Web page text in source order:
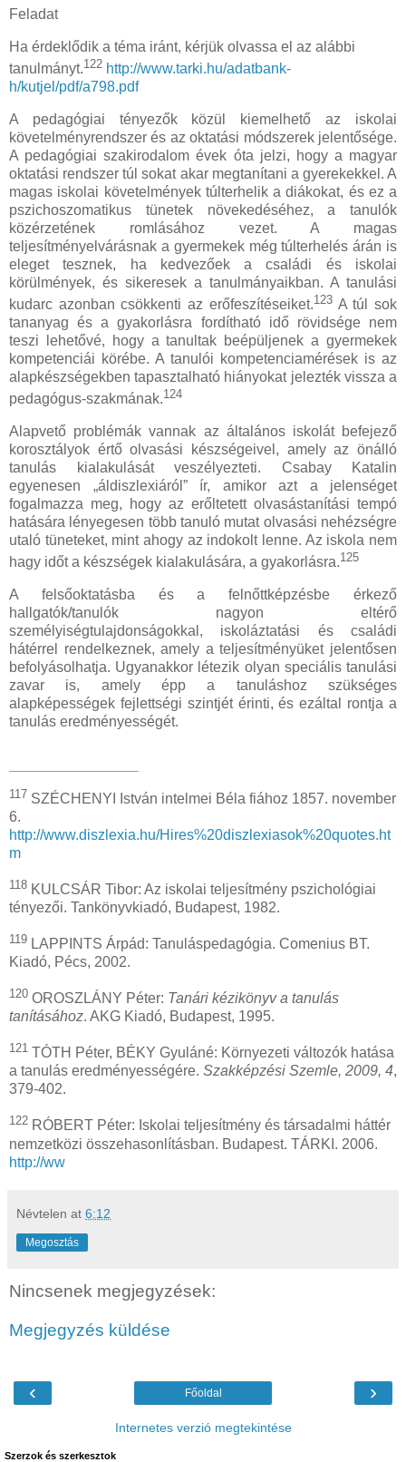
Feladat
Ha érdeklődik a téma iránt, kérjük olvassa el az alábbi
tanulmányt.122 http://www.tarki.hu/adatbank-
h/kutjel/pdf/a798.pdf
A pedagógiai tényezők közül kiemelhető az iskolai
követelményrendszer és az oktatási módszerek jelentősége.
A pedagógiai szakirodalom évek óta jelzi, hogy a magyar
oktatási rendszer túl sokat akar megtanítani a gyerekekkel. A
magas iskolai követelmények túlterhelik a diákokat, és ez a
pszichoszomatikus tünetek növekedéséhez, a tanulók
közérzetének romlásához vezet. A magas
teljesítményelvárásnak a gyermekek még túlterhelés árán is
eleget tesznek, ha kedvezőek a családi és iskolai
körülmények, és sikeresek a tanulmányaikban. A tanulási
kudarc azonban csökkenti az erőfeszítéseiket.123A túl sok
tananyag és a gyakorlásra fordítható idő rövidsége nem
teszi lehetővé, hogy a tanultak beépüljenek a gyermekek
kompetenciái körébe. A tanulói kompetenciamérések is az
alapkészségekben tapasztalható hiányokat jelezték vissza a
pedagógus-szakmának.124
Alapvető problémák vannak az általános iskolát befejező
korosztályok értő olvasási készségeivel, amely az önálló
tanulás kialakulását veszélyezteti. Csabay Katalin
egyenesen „áldiszlexiáról” ír, amikor azt a jelenséget
fogalmazza meg, hogy az erőltetett olvasástanítási tempó
hatására lényegesen több tanuló mutat olvasási nehézségre
utaló tüneteket, mint ahogy az indokolt lenne. Az iskola nem
hagy időt a készségek kialakulására, a gyakorlásra.125
A felsőoktatásba és a felnőttképzésbe érkező
hallgatók/tanulók nagyon eltérő
személyiségtulajdonságokkal, iskoláztatási és családi
hátérrel rendelkeznek, amely a teljesítményüket jelentősen
befolyásolhatja. Ugyanakkor létezik olyan speciális tanulási
zavar is, amely épp a tanuláshoz szükséges
alapképességek fejlettségi szintjét érinti, és ezáltal rontja a
tanulás eredményességét.
117 SZÉCHENYI István intelmei Béla fiához 1857. november
6.
http://www.diszlexia.hu/Hires%20diszlexiasok%20quotes.ht
m
118 KULCSÁR Tibor: Az iskolai teljesítmény pszichológiai
tényezői. Tankönyvkiadó, Budapest, 1982.
119 LAPPINTS Árpád: Tanuláspedagógia. Comenius BT.
Kiadó, Pécs, 2002.
120 OROSZLÁNY Péter: Tanári kézikönyv a tanulás
tanításához. AKG Kiadó, Budapest, 1995.
121 TÓTH Péter, BÉKY Gyuláné: Környezeti változók hatása
a tanulás eredményességére. Szakképzési Szemle, 2009, 4,
379-402.
122 RÓBERT Péter: Iskolai teljesítmény és társadalmi háttér
nemzetközi összehasonlításban. Budapest. TÁRKI. 2006.
http://ww
Névtelen at 6:12
Megosztás
Nincsenek megjegyzések:
Megjegyzés küldése
‹ ›
Főoldal
Internetes verzió megtekintése
Szerzok és szerkesztok